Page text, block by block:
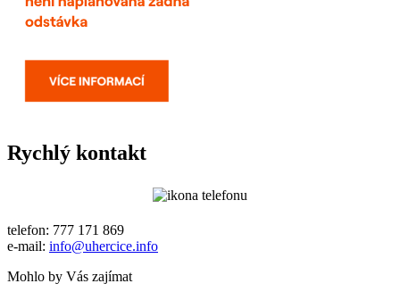
Rychlý kontakt
telefon: 777 171 869
e-mail: info@uhercice.info
Mohlo by Vás zajímat